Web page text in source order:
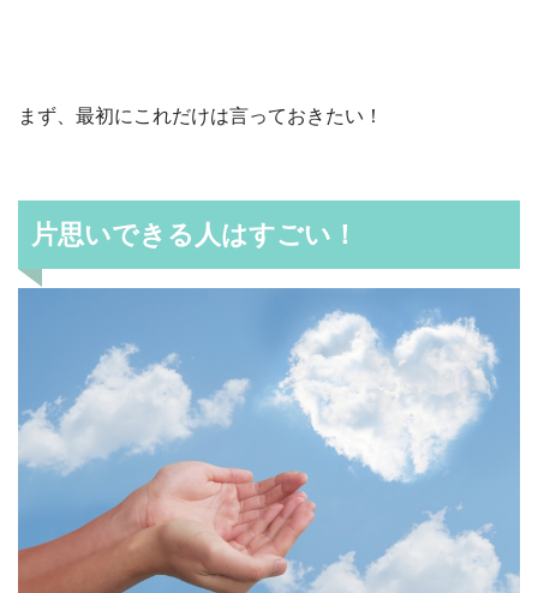
まず、最初にこれだけは言っておきたい！
片思いできる人はすごい！